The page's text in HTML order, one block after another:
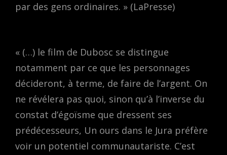
par des gens ordinaires. » (LaPresse)
« (…) le film de Dubosc se distingue
notamment par ce que les personnages
décideront, à terme, de faire de l’argent. On
ne révélera pas quoi, sinon qu’à l’inverse du
constat d’égoïsme que dressent ses
prédécesseurs, Un ours dans le Jura préfère
voir un potentiel communautariste. C’est